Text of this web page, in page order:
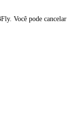
Você pode cancelar